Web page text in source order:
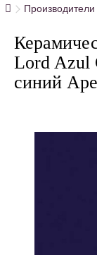
Производители
Lord Azul
синий